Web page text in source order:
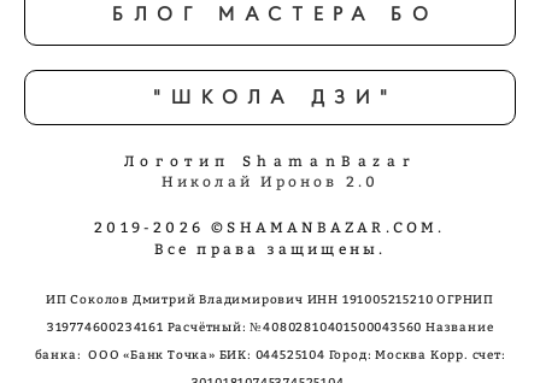
БЛОГ МАСТЕРА БО
"ШКОЛА ДЗИ"
Логотип ShamanBazar
Николай Иронов 2.0
2019-2026 ©SHAMANBAZAR.COM.
Все права защищены.
ИП Соколов Дмитрий Владимирович ИНН 191005215210 ОГРНИП
319774600234161 Расчётный: №40802810401500043560 Название
банка: ООО «Банк Точка» БИК: 044525104 Город: Москва Корр. счет: